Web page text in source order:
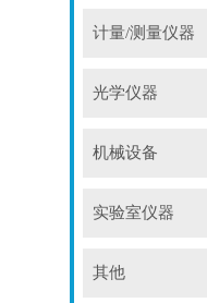
计量/测量仪器
光学仪器
机械设备
实验室仪器
其他